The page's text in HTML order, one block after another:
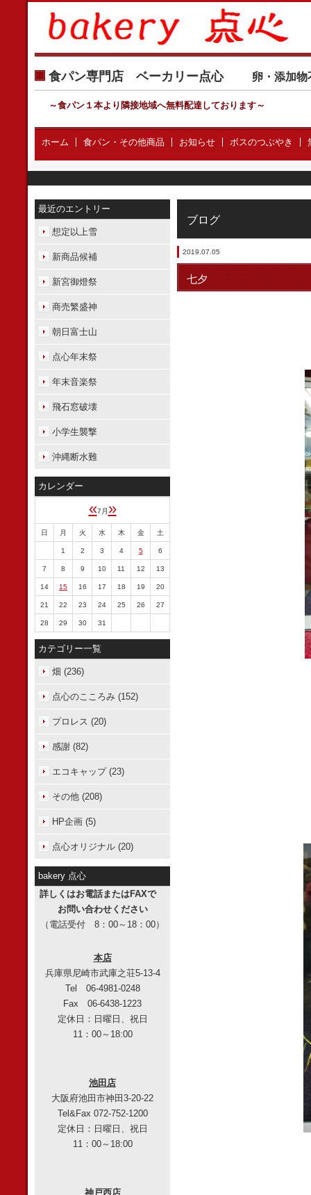
食パン専門店 ベーカリー点心 卵・添加
～食パン１本より隣接地域へ無料配達しております～
ホーム 食パン・その他商品 お知らせ ボスのつぶやき
ブログ
2019.07.05
七夕
最近のエントリー
想定以上雪
新商品候補
新宮御燈祭
商売繁盛神
朝日富士山
点心年末祭
年末音楽祭
飛石窓破壊
小学生襲撃
沖縄断水難
カレンダー
«7月 »
日 月 火 水 木 金 土
1 2 3 4 5 6
7 8 9 10 11 12 13
14 15 16 17 18 19 20
21 22 23 24 25 26 27
28 29 30 31
カテゴリー一覧
畑 (236)
点心のこころみ (152)
プロレス (20)
感謝 (82)
エコキャップ (23)
その他 (208)
HP企画 (5)
点心オリジナル (20)
bakery 点心
詳しくはお電話またはFAXで
お問い合わせください
（電話受付 8：00～18：00）
本店
兵庫県尼崎市武庫之荘5-13-4
Tel 06-4981-0248
Fax 06-6438-1223
定休日：日曜日、祝日
11：00～18:00
池田店
大阪府池田市神田3-20-22
Tel&Fax 072-752-1200
定休日：日曜日、祝日
11：00～18:00
神戸西店